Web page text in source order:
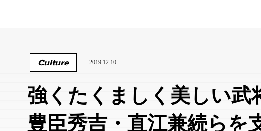
Culture 2019.12.10
強くたくましく美しい武
豊臣秀吉・直江兼続らを